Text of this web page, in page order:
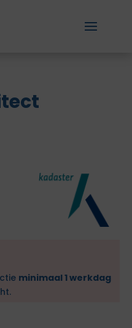
minimaal 1 werkdag